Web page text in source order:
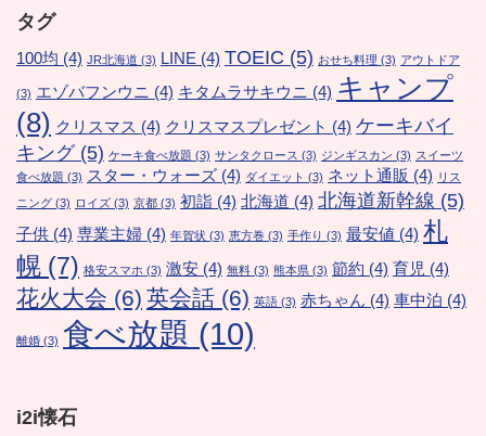
タグ
100均 (4) JR北海道 (3) LINE (4) TOEIC (5) おせち料理 (3) アウトドア
(3) エゾバフンウニ (4) キタムラサキウニ (4) キャンプ
(8) クリスマス (4) クリスマスプレゼント (4) ケーキバイ
キング(5) ケーキ食べ放題 (3) サンタクロース (3) ジンギスカン (3) スイーツ
食べ放題 (3) スター・ウォーズ (4) ダイエット (3) ネット通販 (4) リス
ニング (3) ロイズ (3) 京都 (3) 初詣 (4) 北海道 (4) 北海道新幹線 (5)
子供 (4) 専業主婦 (4) 年賀状 (3) 恵方巻 (3) 手作り (3) 最安値 (4) 札
幌 (7) 格安スマホ (3) 激安 (4) 無料 (3) 熊本県 (3) 節約 (4) 育児 (4)
花火大会 (6) 英会話 (6) 英語 (3) 赤ちゃん (4) 車中泊 (4)
離婚 (3) 食べ放題 (10)
i2i懐石